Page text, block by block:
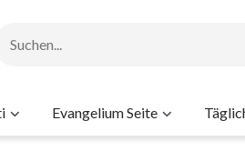
Evangelium Seite